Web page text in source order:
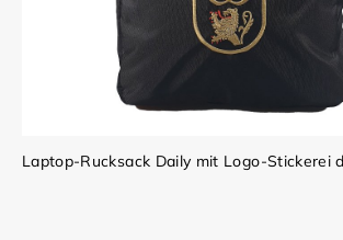
Laptop-Rucksack Daily mit Logo-Stickerei